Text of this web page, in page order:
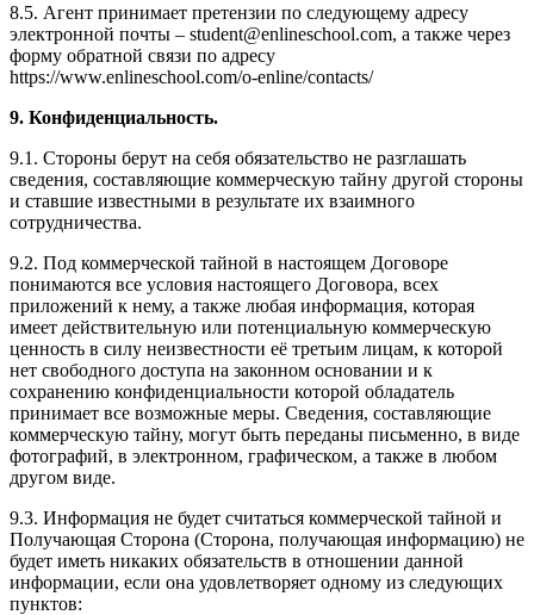
8.5. Агент принимает претензии по следующему адресу
электронной почты – student@enlineschool.com, а также через
форму обратной связи по адресу
https://www.enlineschool.com/o-enline/contacts/
9. Конфиденциальность.
9.1. Стороны берут на себя обязательство не разглашать
сведения, составляющие коммерческую тайну другой стороны
и ставшие известными в результате их взаимного
сотрудничества.
9.2. Под коммерческой тайной в настоящем Договоре
понимаются все условия настоящего Договора, всех
приложений к нему, а также любая информация, которая
имеет действительную или потенциальную коммерческую
ценность в силу неизвестности её третьим лицам, к которой
нет свободного доступа на законном основании и к
сохранению конфиденциальности которой обладатель
принимает все возможные меры. Сведения, составляющие
коммерческую тайну, могут быть переданы письменно, в виде
фотографий, в электронном, графическом, а также в любом
другом виде.
9.3. Информация не будет считаться коммерческой тайной и
Получающая Сторона (Сторона, получающая информацию) не
будет иметь никаких обязательств в отношении данной
информации, если она удовлетворяет одному из следующих
пунктов: